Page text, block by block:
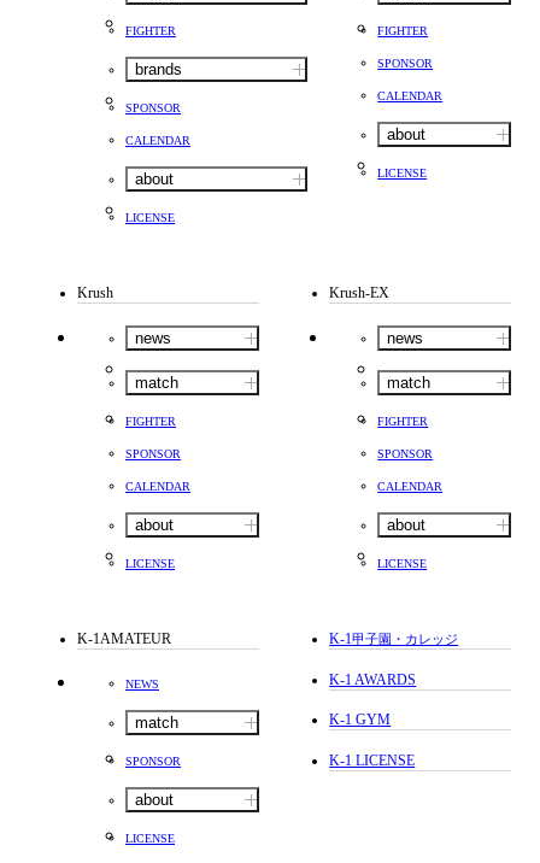
FIGHTER
brands
SPONSOR
CALENDAR
about
LICENSE
FIGHTER
SPONSOR
CALENDAR
about
LICENSE
Krush
news
match
FIGHTER
SPONSOR
CALENDAR
about
LICENSE
Krush-EX
news
match
FIGHTER
SPONSOR
CALENDAR
about
LICENSE
K-1AMATEUR
NEWS
match
SPONSOR
about
LICENSE
K-1甲子園・カレッジ
K-1 AWARDS
K-1 GYM
K-1 LICENSE